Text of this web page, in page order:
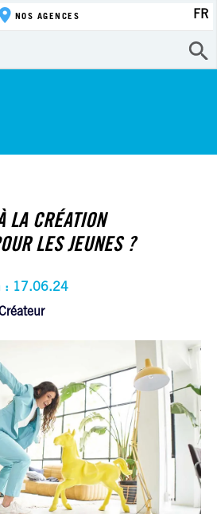
NOS AGENCES FR
LA CRÉATION
LES JEUNES ?
: 17.06.24